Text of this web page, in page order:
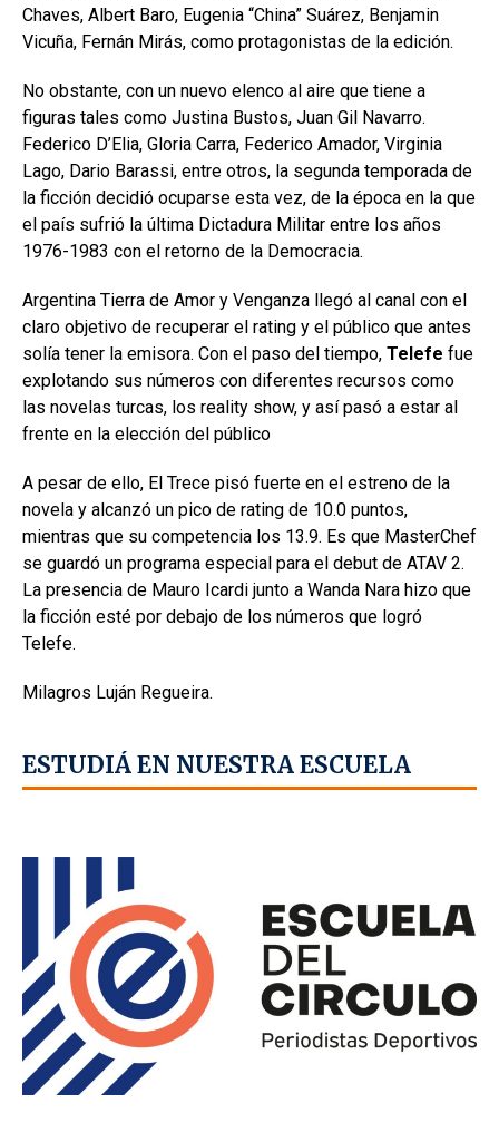
Chaves, Albert Baro, Eugenia “China” Suárez, Benjamin
Vicuña, Fernán Mirás, como protagonistas de la edición.
No obstante, con un nuevo elenco al aire que tiene a
figuras tales como Justina Bustos, Juan Gil Navarro.
Federico D’Elia, Gloria Carra, Federico Amador, Virginia
Lago, Dario Barassi, entre otros, la segunda temporada de
la ficción decidió ocuparse esta vez, de la época en la que
el país sufrió la última Dictadura Militar entre los años
1976-1983 con el retorno de la Democracia.
Argentina Tierra de Amor y Venganza llegó al canal con el
claro objetivo de recuperar el rating y el público que antes
solía tener la emisora. Con el paso del tiempo, Telefe fue
explotando sus números con diferentes recursos como
las novelas turcas, los reality show, y así pasó a estar al
frente en la elección del público
A pesar de ello, El Trece pisó fuerte en el estreno de la
novela y alcanzó un pico de rating de 10.0 puntos,
mientras que su competencia los 13.9. Es que MasterChef
se guardó un programa especial para el debut de ATAV 2.
La presencia de Mauro Icardi junto a Wanda Nara hizo que
la ficción esté por debajo de los números que logró
Telefe.
Milagros Luján Regueira.
ESTUDIÁ EN NUESTRA ESCUELA